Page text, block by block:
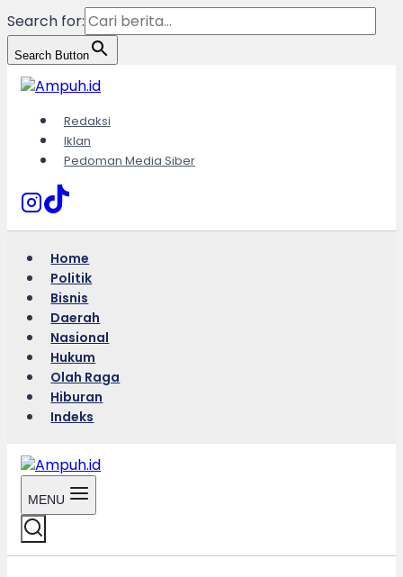
Search for:
Search Button
Skip
to
content
Redaksi
Iklan
Pedoman Media Siber
Home
Politik
Bisnis
Daerah
Nasional
Hukum
Olah Raga
Hiburan
Indeks
MENU